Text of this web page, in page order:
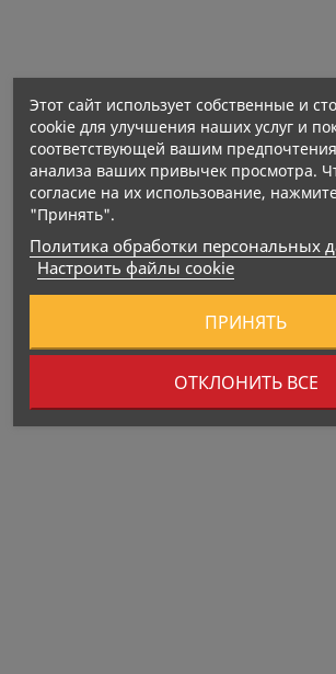
Нетто количество: 90 капсул
Витамин B12 — 1000 мкг
Этот сайт использует собственные и
cookie для улучшения наших услуг и
соответствующей вашим
анализа ваших привычек просмотра.
согласие на их использование,
"Принять".
Политика обработки персональных
Настроить файлы cookie
ОТКЛОНИТЬ ВСЕ
ПРИНЯТЬ